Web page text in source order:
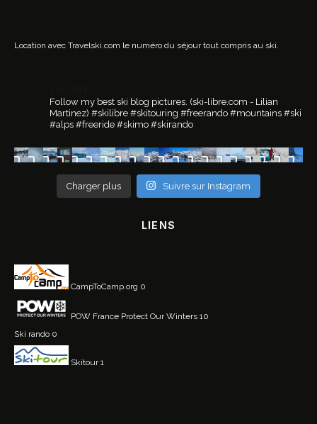
Location avec Travelski.com le numéro du séjour tout compris au ski.
Follow my best ski blog pictures. (ski-libre.com - Lilian
Martinez) #skilibre #skitouring #freerando #mountains #ski
#alps #freeride #skimo #skirando
Charger plus Suivre sur Instagram
LIENS
CampToCamp.org 0
POW France Protect Our Winters 10
Ski rando 0
Skitour1